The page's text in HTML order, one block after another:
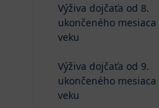
Výživa dojčaťa od 8.
ukončeného mesiaca
veku
Výživa dojčaťa od 9.
ukončeného mesiaca
veku